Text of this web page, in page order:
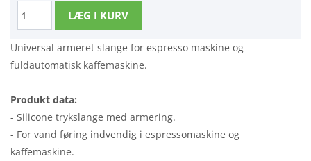
Universal armeret slange for espresso maskine og
fuldautomatisk kaffemaskine.
Produkt data:
- Silicone trykslange med armering.
- For vand føring indvendig i espressomaskine og
kaffemaskine.